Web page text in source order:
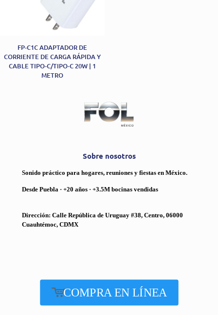
FP-C1C ADAPTADOR DE
CORRIENTE DE CARGA RÁPIDA Y
CABLE TIPO-C/TIPO-C 20W | 1
METRO
Sobre nosotros
Sonido práctico para hogares, reuniones y fiestas en México.
Desde Puebla · +20 años · +3.5M bocinas vendidas
Dirección: Calle República de Uruguay #38, Centro, 06000
Cuauhtémoc, CDMX
COMPRA EN LÍNEA